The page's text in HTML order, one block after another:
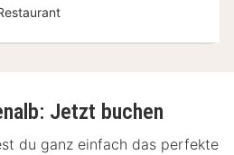
Jetzt buchen
du ganz einfach das perfekte